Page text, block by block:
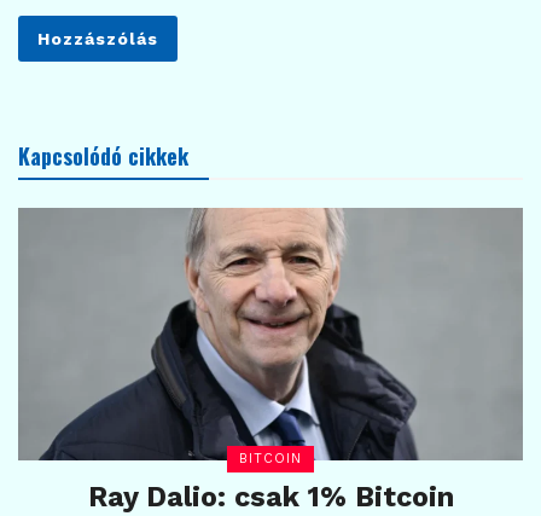
Kapcsolódó cikkek
BITCOIN
Ray Dalio: csak 1% Bitcoin